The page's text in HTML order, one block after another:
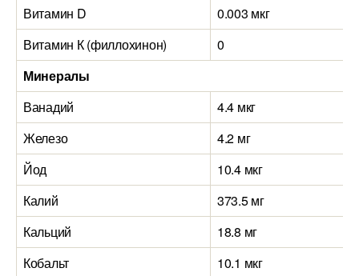
Витамин D
0.003 мкг
Витамин К (филлохинон)
0
Минералы
Ванадий
4.4 мкг
Железо
4.2 мг
Йод
10.4 мкг
Калий
373.5 мг
Кальций
18.8 мг
Кобальт
10.1 мкг